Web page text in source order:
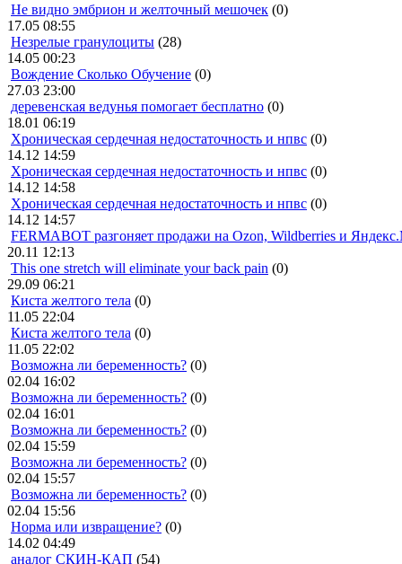
Не видно эмбрион и желточный мешочек (0)
17.05 08:55
Незрелые гранулоциты (28)
14.05 00:23
Вождение Сколько Обучение (0)
27.03 23:00
деревенская ведунья помогает бесплатно (0)
18.01 06:19
Хроническая сердечная недостаточность и нпвс (0)
14.12 14:59
Хроническая сердечная недостаточность и нпвс (0)
14.12 14:58
Хроническая сердечная недостаточность и нпвс (0)
14.12 14:57
FERMABOT разгоняет продажи на Ozon, Wildberries и
20.11 12:13
This one stretch will eliminate your back pain (0)
29.09 06:21
Киста желтого тела (0)
11.05 22:04
Киста желтого тела (0)
11.05 22:02
Возможна ли беременность? (0)
02.04 16:02
Возможна ли беременность? (0)
02.04 16:01
Возможна ли беременность? (0)
02.04 15:59
Возможна ли беременность? (0)
02.04 15:57
Возможна ли беременность? (0)
02.04 15:56
Норма или извращение? (0)
14.02 04:49
аналог СКИН-КАП (54)